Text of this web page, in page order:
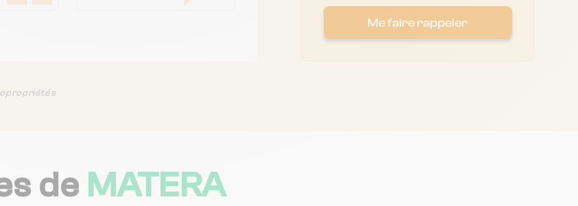
Me faire rappeler
de MATERA